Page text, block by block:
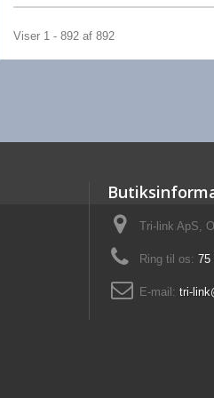
Viser 1 - 892 af 892
Tri-link ApS,
Ring til os: 75
E-mail: tri-